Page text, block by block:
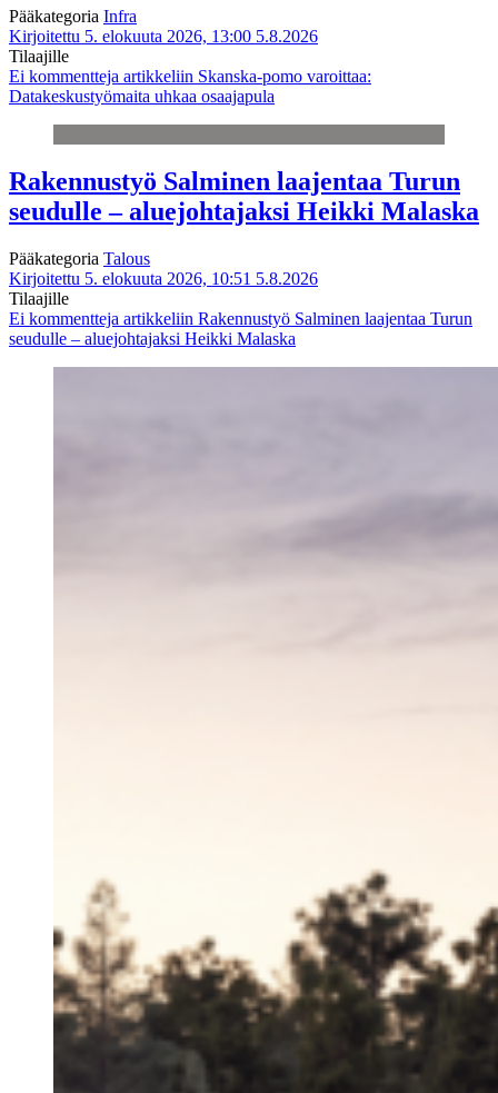
Pääkategoria Infra
Kirjoitettu 5. elokuuta 2026, 13:00 5.8.2026
Tilaajille
Ei kommentteja artikkeliin Skanska-pomo varoittaa:
Datakeskustyömaita uhkaa osaajapula
Rakennustyö Salminen laajentaa Turun
seudulle – aluejohtajaksi Heikki Malaska
Pääkategoria Talous
Kirjoitettu 5. elokuuta 2026, 10:51 5.8.2026
Tilaajille
Ei kommentteja artikkeliin Rakennustyö Salminen laajentaa Turun
seudulle – aluejohtajaksi Heikki Malaska